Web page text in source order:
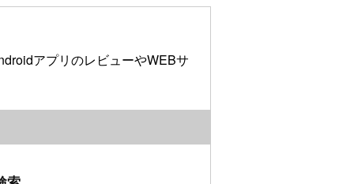
アプリのレビューやWEBサ